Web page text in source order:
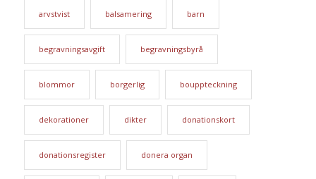
arvstvist balsamering barn
begravningsavgift begravningsbyrå
blommor borgerlig bouppteckning
dekorationer dikter donationskort
donationsregister donera organ